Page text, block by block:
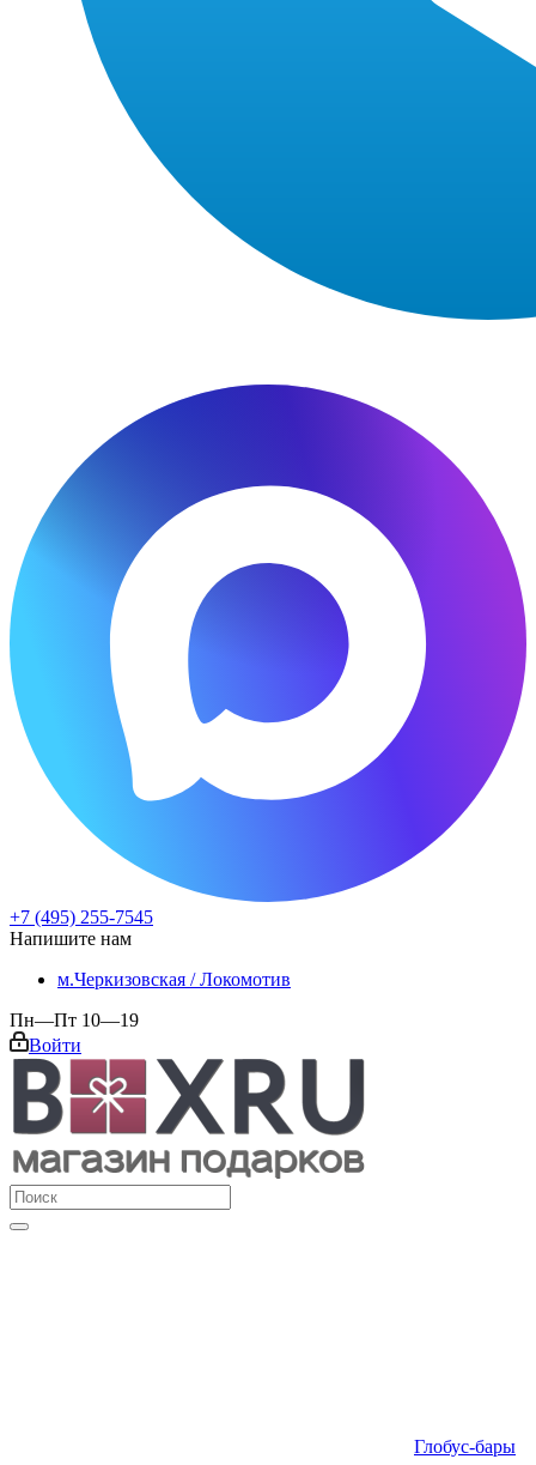
+7 (495) 255-7545
Напишите нам
м.Черкизовская / Локомотив
Пн—Пт 10—19
Войти
Глобус-бары